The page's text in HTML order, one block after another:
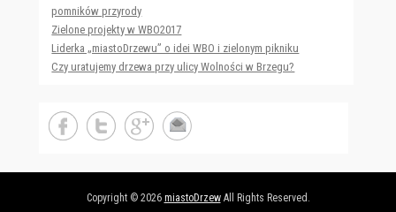
pomników przyrody
Zielone projekty w WBO2017
Liderka „miastoDrzewu” o idei WBO i zielonym pikniku
Czy uratujemy drzewa przy ulicy Wolności w Brzegu?
Copyright © 2026 miastoDrzewAll Rights Reserved.